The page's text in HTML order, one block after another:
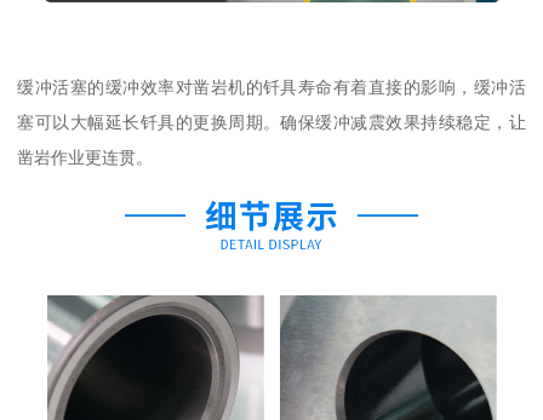
缓冲活塞的缓冲效率对凿岩机的钎具寿命有着直接的影响，缓冲活
塞可以大幅延长钎具的更换周期。确保缓冲减震效果持续稳定，让
凿岩作业更连贯。